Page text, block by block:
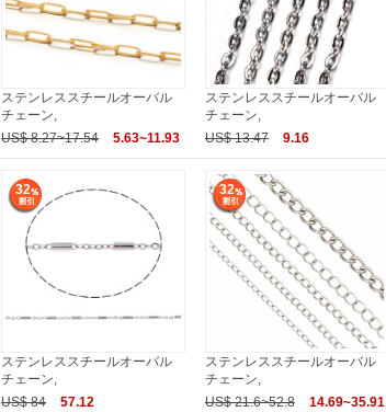
ステンレススチールオーバル
チェーン,
US$ 8.27~17.54
5.63~11.93
ステンレススチールオーバル
チェーン,
US$ 13.47
9.16
32
ステンレススチールオーバル
チェーン,
US$ 84
57.12
32
ステンレススチールオーバル
チェーン,
US$ 21.6~52.8
14.69~35.91